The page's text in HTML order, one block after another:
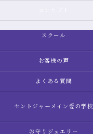
スクール
お客様の声
よくある質問
セントジャーメイン愛の学校
お守りジュエリー